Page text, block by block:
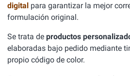
digital para garantizar la mejor
formulación original.
Se trata de productos
elaboradas bajo pedido mediante
propio código de color.